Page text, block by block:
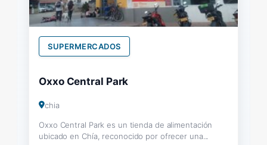
SUPERMERCADOS
Oxxo Central Park
chia
Oxxo Central Park es un tienda de alimentación
ubicado en Chía, reconocido por ofrecer una...